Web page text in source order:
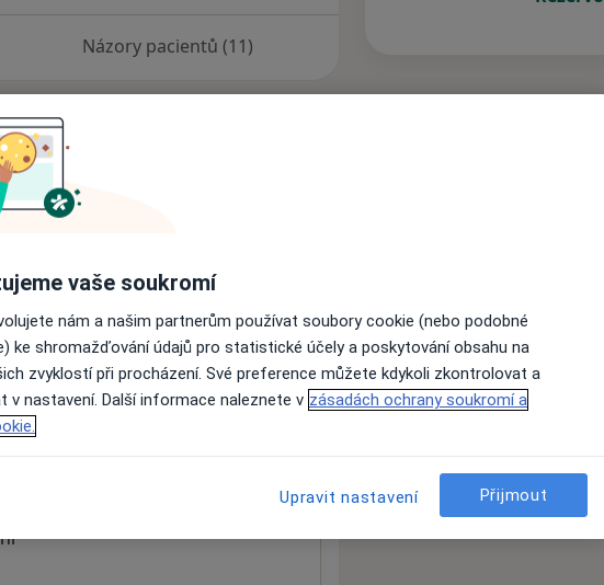
Názory pacientů (11)
nejsou k dispozici
informace o svých službách.
vaše soukromí
nám a našim partnerům používat soubory cookie (nebo podobné
ke shromažďování údajů pro statistické účely a poskytování obsahu na
zvyklostí při procházení. Své preference můžete kdykoli zkontrolovat a
v nastavení. Další informace naleznete v zásadách ochrany soukromí a
Upravit nastavení Přijmout